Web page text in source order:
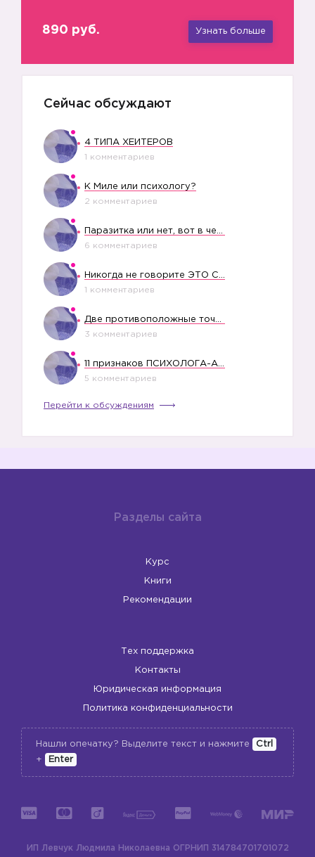
890 руб. Узнать больше
Сейчас обсуждают
4 ТИПА ХЕЙТЕРОВ
1 комментариев
К Миле или психологу?
2 комментариев
6 комментариев
1 комментариев
3 комментариев
5 комментариев
Перейти к обсуждениям
Разделы сайта
Курс
Книги
Рекомендации
Тех поддержка
Контакты
Юридическая информация
Политика конфиденциальности
Нашли опечатку? Выделите текст и нажмите
Ctrl
+
Enter
ИП Левчук Людмила Николаевна ОГРНИП 314784701701072